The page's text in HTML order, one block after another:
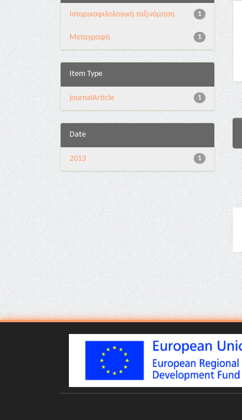
1
Ιστορικοφιλολογική ταξινόμηση
1
Μεταγραφή
Item Type
1
journalArticle
Date
1
2013